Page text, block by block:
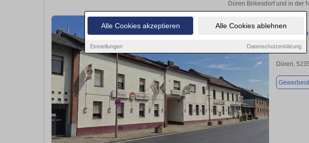
Alle Cookies akzeptieren Alle Cookies ablehnen
Einstellungen Datenschutzerklärung
Düren Birkesdorf und in der
Düren,